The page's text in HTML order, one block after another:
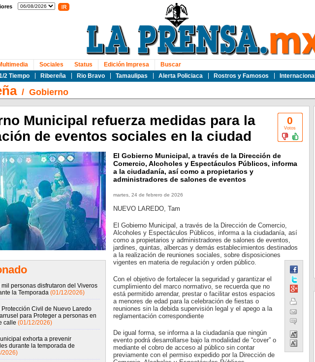
2 Tiempo Ribereña Rio Bravo Tamaulipas Alerta Policiaca Rostros y Famosos Internacional
Sociales Status Edición Impresa Buscar
/ Gobierno
0
Votos
Municipal refuerza medidas para la
de eventos sociales en la ciudad
mil personas disfrutaron del Viveros
la Temporada (01/12/2026)
Protección Civil de Nuevo Laredo
para Proteger a personas en
calle (01/12/2026)
exhorta a prevenir
durante la temporada de
2026)
El Gobierno Municipal, a través de la Dirección de
Comercio, Alcoholes y Espectáculos Públicos, informa
a la ciudadanía, así como a propietarios y
administradores de salones de eventos
martes, 24 de febrero de 2026
NUEVO LAREDO, Tam
El Gobierno Municipal, a través de la Dirección de Comercio,
Alcoholes y Espectáculos Públicos, informa a la ciudadanía, así
como a propietarios y administradores de salones de eventos,
jardines, quintas, albercas y demás establecimientos destinados
a la realización de reuniones sociales, sobre disposiciones
vigentes en materia de regulación y orden público.
Con el objetivo de fortalecer la seguridad y garantizar el
cumplimiento del marco normativo, se recuerda que no
está permitido arrendar, prestar o facilitar estos espacios
a menores de edad para la celebración de fiestas o
reuniones sin la debida supervisión legal y el apego a la
reglamentación correspondiente
De igual forma, se informa a la ciudadanía que ningún
evento podrá desarrollarse bajo la modalidad de “cover” o
mediante el cobro de acceso al público sin contar
previamente con el permiso expedido por la Dirección de